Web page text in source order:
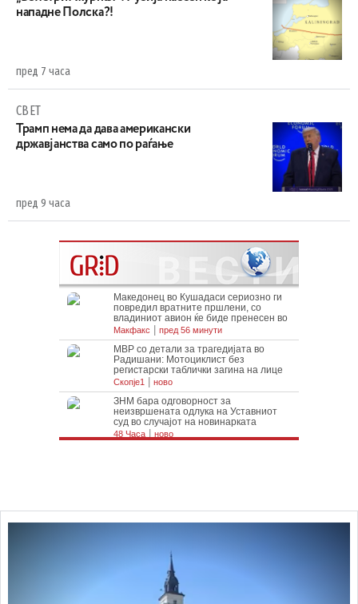
нападне Полска?!
пред 7 часа
СВЕТ
Трамп нема да дава американски
државјанства само по раѓање
пред 9 часа